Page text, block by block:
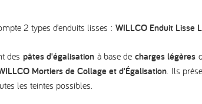
2 types d’enduits lisses : WILLCO Enduit Lisse
des pâtes d'égalisation à base de charges légères
Mortiers de Collage et d'Égalisation. Ils
les teintes possibles.